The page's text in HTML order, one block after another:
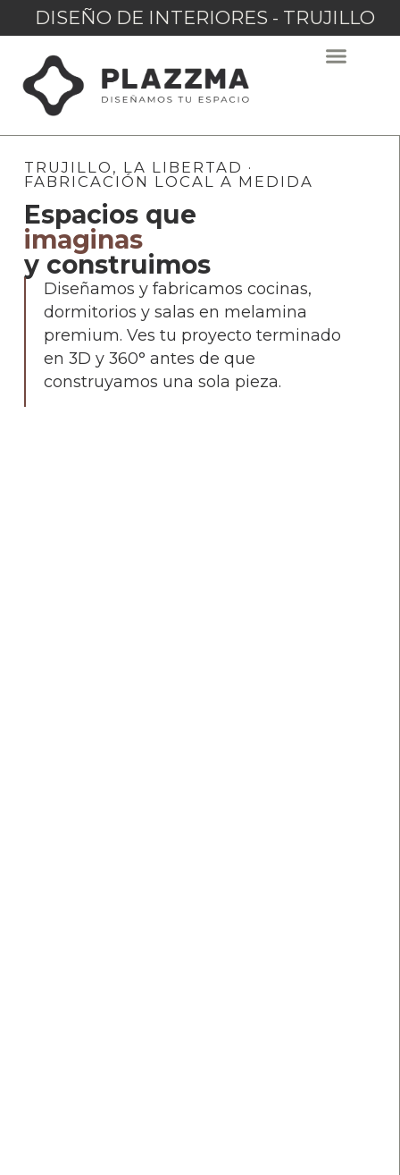
DISEÑO DE INTERIORES - TRUJILLO
TRUJILLO, LA LIBERTAD ·
FABRICACIÓN LOCAL A MEDIDA
Espacios que
imaginas
y construimos
Diseñamos y fabricamos cocinas,
dormitorios y salas en melamina
premium. Ves tu proyecto terminado
en 3D y 360° antes de que
construyamos una sola pieza.